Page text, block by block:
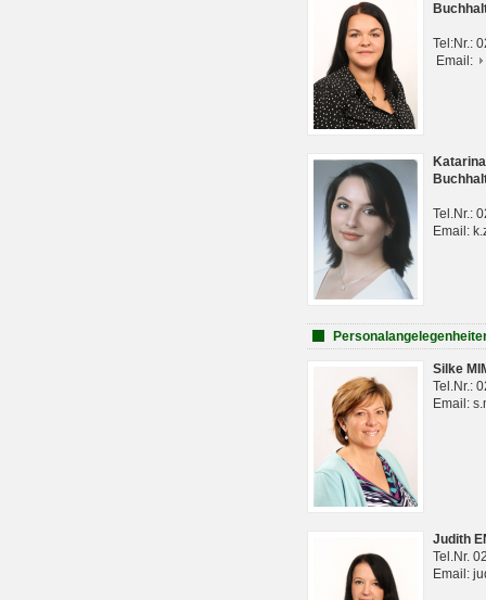
Tel:Nr.:
Email:
Tel.Nr.:
Email:
Silke
Tel.Nr.:
Email:
Judith
Tel.Nr.
Email: